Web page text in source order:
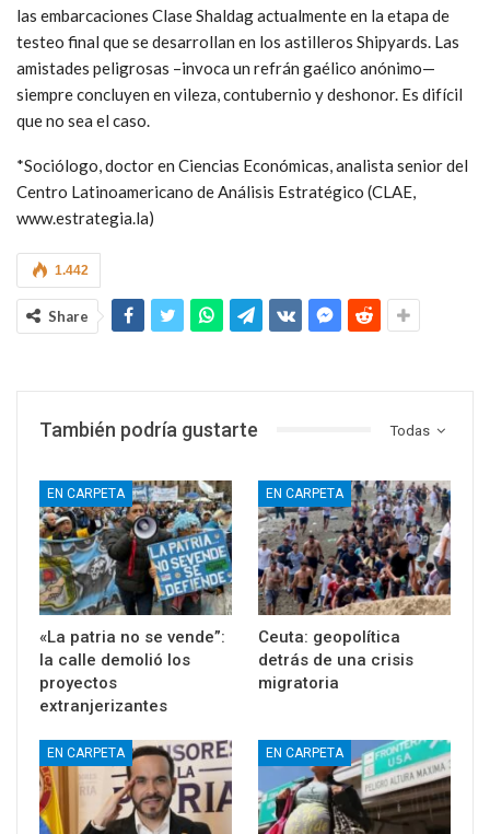
las embarcaciones Clase Shaldag actualmente en la etapa de
testeo final que se desarrollan en los astilleros Shipyards. Las
amistades peligrosas –invoca un refrán gaélico anónimo—
siempre concluyen en vileza, contubernio y deshonor. Es difícil
que no sea el caso.
*Sociólogo, doctor en Ciencias Económicas, analista senior del
Centro Latinoamericano de Análisis Estratégico (CLAE,
www.estrategia.la)
1.442
Share
Todas
También podría gustarte
EN CARPETA
«La patria no se vende”:
la calle demolió los
proyectos
extranjerizantes
EN CARPETA
Ceuta: geopolítica
detrás de una crisis
migratoria
EN CARPETA EN CARPETA